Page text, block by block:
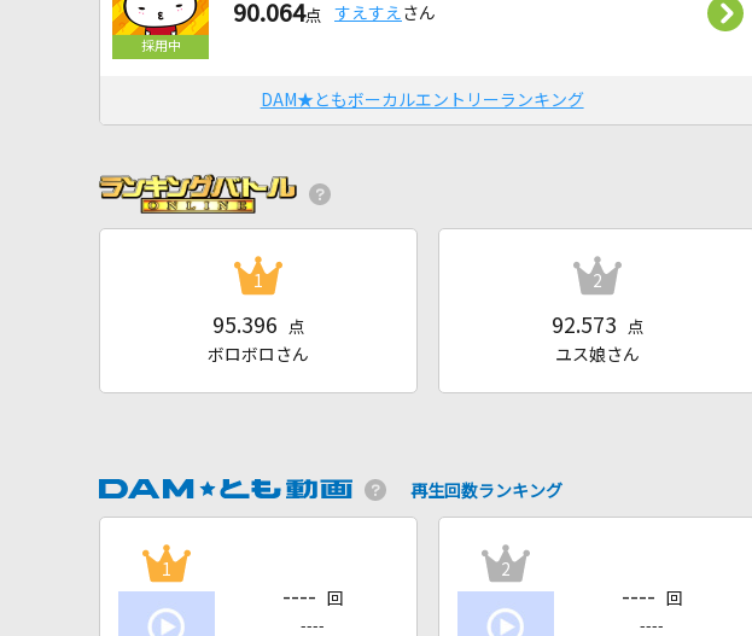
90.064点 すえすえ さん
DAM★ともボーカルエントリーランキング
1
95.396
点
ボロボロさん
2
92.573
点
ユス娘さん
再生回数ランキング
1
---- 回
----
2
---- 回
----